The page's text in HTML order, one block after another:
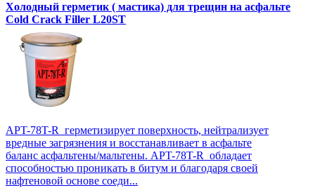
Холодный герметик ( мастика) для трещин на асфальте
Cold Crack Filler L20SТ
APT-78T-R герметизирует поверхность, нейтрализует
вредные загрязнения и восстанавливает в асфальте
баланс асфальтены/мальтены. APT-78T-R обладает
способностью проникать в битум и благодаря своей
нафтеновой основе соеди...